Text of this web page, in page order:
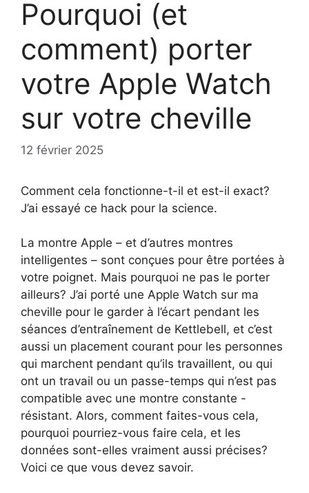
Pourquoi (et
comment) porter
votre Apple Watch
sur votre cheville
12 février 2025
Comment cela fonctionne-t-il et est-il exact?
J’ai essayé ce hack pour la science.
La montre Apple – et d’autres montres
intelligentes – sont conçues pour être portées à
votre poignet. Mais pourquoi ne pas le porter
ailleurs? J’ai porté une Apple Watch sur ma
cheville pour le garder à l’écart pendant les
séances d’entraînement de Kettlebell, et c’est
aussi un placement courant pour les personnes
qui marchent pendant qu’ils travaillent, ou qui
ont un travail ou un passe-temps qui n’est pas
compatible avec une montre constante -
résistant. Alors, comment faites-vous cela,
pourquoi pourriez-vous faire cela, et les
données sont-elles vraiment aussi précises?
Voici ce que vous devez savoir.